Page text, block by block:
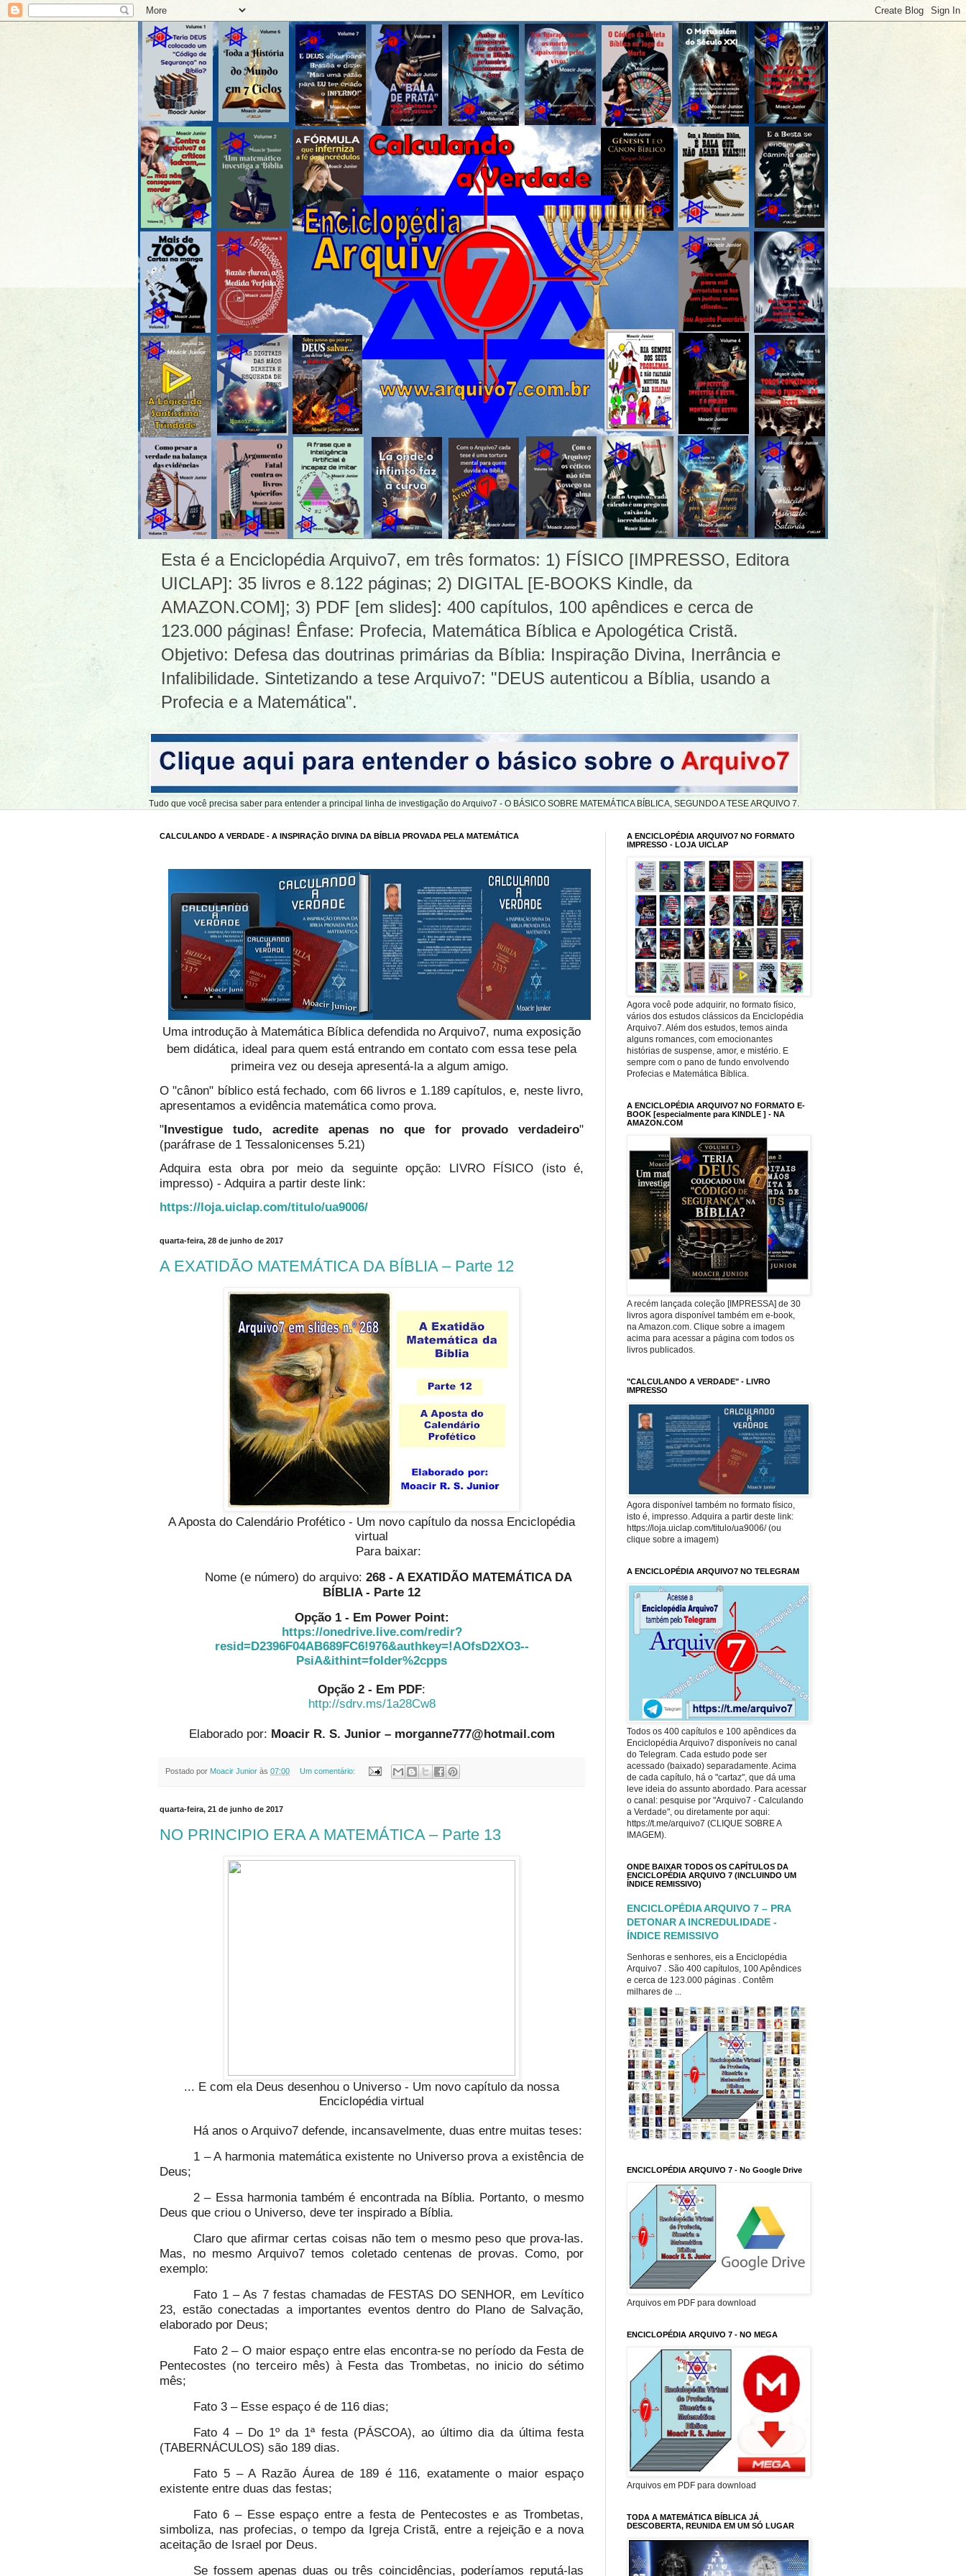
Esta é a Enciclopédia Arquivo7, em três formatos: 1) FÍSICO [IMPRESSO, Editora
UICLAP]: 35 livros e 8.122 páginas; 2) DIGITAL [E-BOOKS Kindle, da
AMAZON.COM]; 3) PDF [em slides]: 400 capítulos, 100 apêndices e cerca de
123.000 páginas! Ênfase: Profecia, Matemática Bíblica e Apologética Cristã.
Objetivo: Defesa das doutrinas primárias da Bíblia: Inspiração Divina, Inerrância e
Infalibilidade. Sintetizando a tese Arquivo7: "DEUS autenticou a Bíblia, usando a
Profecia e a Matemática".
Tudo que você precisa saber para entender a principal linha de investigação do Arquivo7 - O BÁSICO SOBRE MATEMÁTICA BÍBLICA, SEGUNDO A TESE ARQUIVO 7.
CALCULANDO A VERDADE - A INSPIRAÇÃO DIVINA DA BÍBLIA PROVADA PELA MATEMÁTICA
Uma introdução à Matemática Bíblica defendida no Arquivo7, numa exposição
bem didática, ideal para quem está entrando em contato com essa tese pela
primeira vez ou deseja apresentá-la a algum amigo.
O "cânon" bíblico está fechado, com 66 livros e 1.189 capítulos, e, neste livro,
apresentamos a evidência matemática como prova.
"Investigue tudo, acredite apenas no que for provado verdadeiro"
(paráfrase de 1 Tessalonicenses 5.21)
Adquira esta obra por meio da seguinte opção: LIVRO FÍSICO (isto é,
impresso) - Adquira a partir deste link:
https://loja.uiclap.com/titulo/ua9006/
quarta-feira, 28 de junho de 2017
A EXATIDÃO MATEMÁTICA DA BÍBLIA – Parte 12
A Aposta do Calendário Profético - Um novo capítulo da nossa Enciclopédia
virtual
Para baixar:
Nome (e número) do arquivo:268 - A EXATIDÃO MATEMÁTICA DA
BÍBLIA - Parte 12
Opção 1 - Em Power Point:
https://onedrive.live.com/redir?
resid=D2396F04AB689FC6!976&authkey=!AOfsD2XO3--
PsiA&ithint=folder%2cpps
Opção 2 - Em PDF:
http://sdrv.ms/1a28Cw8
Elaborado por: Moacir R. S. Junior – morganne777@hotmail.com
Postado por Moacir Junior às 07:00 Um comentário:
quarta-feira, 21 de junho de 2017
NO PRINCIPIO ERA A MATEMÁTICA – Parte 13
... E com ela Deus desenhou o Universo - Um novo capítulo da nossa
Enciclopédia virtual
Há anos o Arquivo7 defende, incansavelmente, duas entre muitas teses:
1 – A harmonia matemática existente no Universo prova a existência de
Deus;
2 – Essa harmonia também é encontrada na Bíblia. Portanto, o mesmo
Deus que criou o Universo, deve ter inspirado a Bíblia.
Claro que afirmar certas coisas não tem o mesmo peso que prova-las.
Mas, no mesmo Arquivo7 temos coletado centenas de provas. Como, por
exemplo:
Fato 1 – As 7 festas chamadas de FESTAS DO SENHOR, em Levítico
23, estão conectadas a importantes eventos dentro do Plano de Salvação,
elaborado por Deus;
Fato 2 – O maior espaço entre elas encontra-se no período da Festa de
Pentecostes (no terceiro mês) à Festa das Trombetas, no inicio do sétimo
mês;
Fato 3 – Esse espaço é de 116 dias;
Fato 4 – Do 1º da 1ª festa (PÁSCOA), ao último dia da última festa
(TABERNÁCULOS) são 189 dias.
Fato 5 – A Razão Áurea de 189 é 116, exatamente o maior espaço
existente entre duas das festas;
Fato 6 – Esse espaço entre a festa de Pentecostes e as Trombetas,
simboliza, nas profecias, o tempo da Igreja Cristã, entre a rejeição e a nova
aceitação de Israel por Deus.
Se fossem apenas duas ou três coincidências, poderíamos reputá-las
A ENCICLOPÉDIA ARQUIVO7 NO FORMATO
IMPRESSO - LOJA UICLAP
Agora você pode adquirir, no formato físico,
vários dos estudos clássicos da Enciclopédia
Arquivo7. Além dos estudos, temos ainda
alguns romances, com emocionantes
histórias de suspense, amor, e mistério. E
sempre com o pano de fundo envolvendo
Profecias e Matemática Bíblica.
A ENCICLOPÉDIA ARQUIVO7 NO FORMATO E-
BOOK [especialmente para KINDLE ] - NA
AMAZON.COM
A recém lançada coleção [IMPRESSA] de 30
livros agora disponível também em e-book,
na Amazon.com. Clique sobre a imagem
acima para acessar a página com todos os
livros publicados.
"CALCULANDO A VERDADE" - LIVRO
IMPRESSO
Agora disponível também no formato físico,
isto é, impresso. Adquira a partir deste link:
https://loja.uiclap.com/titulo/ua9006/ (ou
clique sobre a imagem)
A ENCICLOPÉDIA ARQUIVO7 NO TELEGRAM
Todos os 400 capítulos e 100 apêndices da
Enciclopédia Arquivo7 disponíveis no canal
do Telegram. Cada estudo pode ser
acessado (baixado) separadamente. Acima
de cada capítulo, há o "cartaz", que dá uma
leve ideia do assunto abordado. Para acessar
o canal: pesquise por "Arquivo7 - Calculando
a Verdade", ou diretamente por aqui:
https://t.me/arquivo7 (CLIQUE SOBRE A
IMAGEM).
ONDE BAIXAR TODOS OS CAPÍTULOS DA
ENCICLOPÉDIA ARQUIVO 7 (INCLUINDO UM
ÍNDICE REMISSIVO)
ENCICLOPÉDIA ARQUIVO 7 – PRA
DETONAR A INCREDULIDADE -
ÍNDICE REMISSIVO
Senhoras e senhores, eis a Enciclopédia
Arquivo7 . São 400 capítulos, 100 Apêndices
e cerca de 123.000 páginas . Contêm
milhares de ...
ENCICLOPÉDIA ARQUIVO 7 - No Google Drive
Arquivos em PDF para download
ENCICLOPÉDIA ARQUIVO 7 - NO MEGA
Arquivos em PDF para download
TODA A MATEMÁTICA BÍBLICA JÁ
DESCOBERTA, REUNIDA EM UM SÓ LUGAR